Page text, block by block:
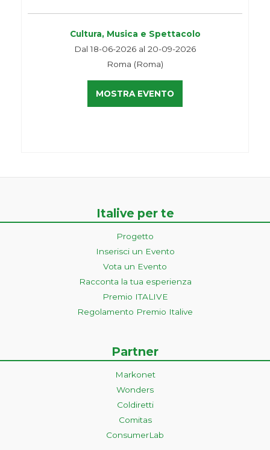
Cultura, Musica e Spettacolo
Dal 18-06-2026 al 20-09-2026
Roma (Roma)
MOSTRA EVENTO
Italive per te
Progetto
Inserisci un Evento
Vota un Evento
Racconta la tua esperienza
Premio ITALIVE
Regolamento Premio Italive
Partner
Markonet
Wonders
Coldiretti
Comitas
ConsumerLab